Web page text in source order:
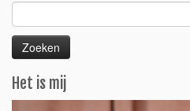
Zoeken
naar:
Het is mij